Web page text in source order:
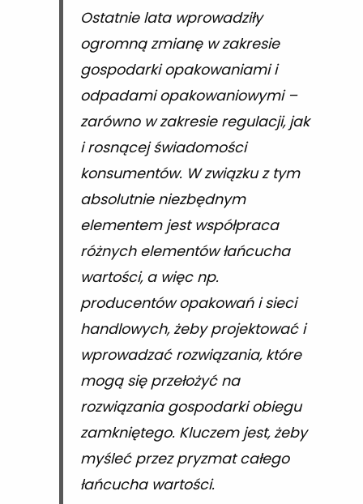
Ostatnie lata wprowadziły
ogromną zmianę w zakresie
gospodarki opakowaniami i
odpadami opakowaniowymi –
zarówno w zakresie regulacji, jak
i rosnącej świadomości
konsumentów. W związku z tym
absolutnie niezbędnym
elementem jest współpraca
różnych elementów łańcucha
wartości, a więc np.
producentów opakowań i sieci
handlowych, żeby projektować i
wprowadzać rozwiązania, które
mogą się przełożyć na
rozwiązania gospodarki obiegu
zamkniętego. Kluczem jest, żeby
myśleć przez pryzmat całego
łańcucha wartości.